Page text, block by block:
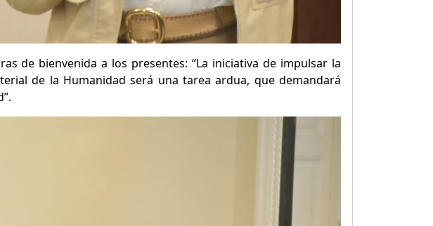
de bienvenida a los presentes: “La iniciativa de impulsar la
de la Humanidad será una tarea ardua, que demandará